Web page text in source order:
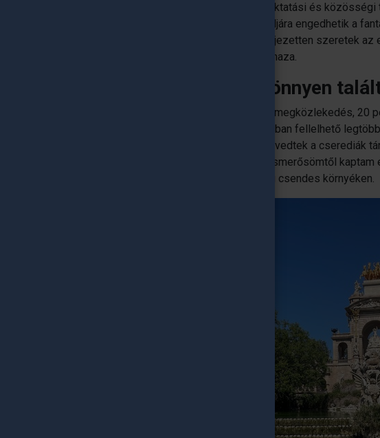
minél több időt az egyetem különböző oktatási és
teremtve ezzel a diákoknak, ahol szabadjára engedhetik a
legvadabb ötletek megvalósítására. Kifejezetten szeretek az
hétköznapokon főként csak aludni járok haza.
Hol laksz és kikkel? Könnyen
Barcelona nem nagy város és kitűnő a tömegközlekedés, 20
tengerparttól, illetve a különböző irányokban fellelhető
nagyon nehéz Barcelonában, sokan szenvedtek a cserediák
lettek. Nekem szerencsém volt és egy ismerősömtől kaptam
olasz fiúval lakom együtt egy viszonylag csendes környéken.